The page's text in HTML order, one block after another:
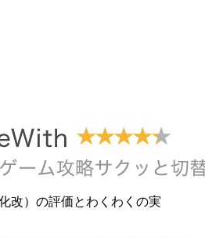
改）の評価とわくわくの実